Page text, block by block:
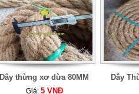
Dây thừng xơ dừa 80MM
Giá: 5 VNĐ
Dây